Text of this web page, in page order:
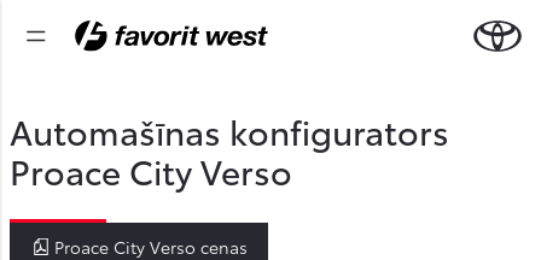
Automašīnas konfigurators
Proace City Verso
Proace City Verso cenas